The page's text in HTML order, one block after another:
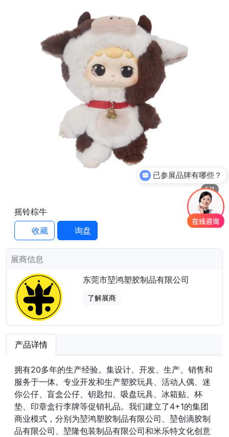
1/1
摇铃棕牛
收藏
询盘
展商信息
东莞市堃鸿塑胶制品有限公司
了解展商
产品详情
拥有20多年的生产经验。集设计、开发、生产、销售和
服务于一体。专业开发和生产塑胶玩具、活动人偶、迷
你公仔、盲盒公仔、钥匙扣、吸盘玩具、冰箱贴、杯
垫、印章盒行李牌等促销礼品。我们建立了4+1的集团
商业模式，分别为堃鸿塑胶制品有限公司、堃创滴胶制
品有限公司、堃隆包装制品有限公司和米乐特文化创意
已参展品牌有哪些？